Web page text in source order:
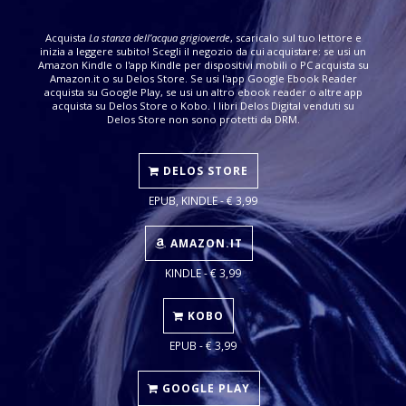
Acquista La stanza dell’acqua grigioverde, scaricalo sul tuo lettore e
inizia a leggere subito! Scegli il negozio da cui acquistare: se usi un
Amazon Kindle o l'app Kindle per dispositivi mobili o PC acquista su
Amazon.it o su Delos Store. Se usi l'app Google Ebook Reader
acquista su Google Play, se usi un altro ebook reader o altre app
acquista su Delos Store o Kobo. I libri Delos Digital venduti su
Delos Store non sono protetti da DRM.
DELOS STORE
EPUB, KINDLE - € 3,99
AMAZON.IT
KINDLE - € 3,99
KOBO
EPUB - € 3,99
GOOGLE PLAY